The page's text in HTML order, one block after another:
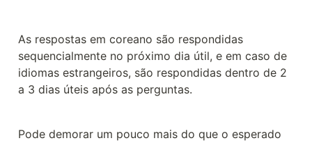
As respostas em coreano são respondidas
sequencialmente no próximo dia útil, e em caso de
idiomas estrangeiros, são respondidas dentro de 2
a 3 dias úteis após as perguntas.
Pode demorar um pouco mais do que o esperado